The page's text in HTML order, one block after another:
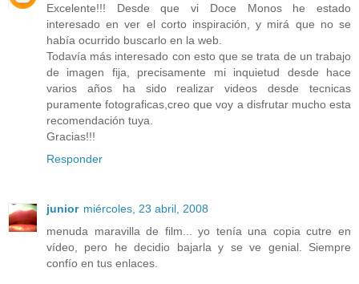
Excelente!!! Desde que vi Doce Monos he estado
interesado en ver el corto inspiración, y mirá que no se
había ocurrido buscarlo en la web.
Todavía más interesado con esto que se trata de un trabajo
de imagen fija, precisamente mi inquietud desde hace
varios años ha sido realizar videos desde tecnicas
puramente fotograficas,creo que voy a disfrutar mucho esta
recomendación tuya.
Gracias!!!
Responder
junior miércoles, 23 abril, 2008
menuda maravilla de film... yo tenía una copia cutre en
vídeo, pero he decidio bajarla y se ve genial. Siempre
confío en tus enlaces.